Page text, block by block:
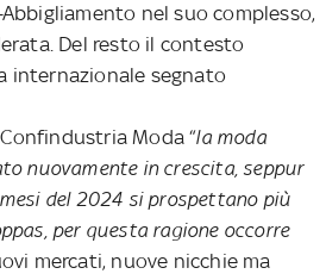
nel suo complesso,
Del resto il contesto
internazionale segnato
Moda “la moda
nuovamente in crescita, seppur
del 2024 si prospettano più
per questa ragione occorre
mercati, nuove nicchie ma